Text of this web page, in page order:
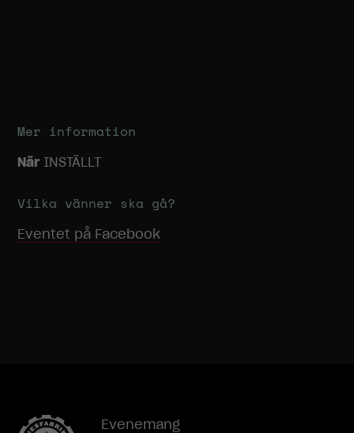
Mer information
När INSTÄLLT
Vilka vänner ska gå?
Eventet på Facebook
Evenemang